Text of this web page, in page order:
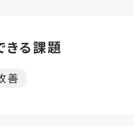
5g×10錠×10袋/CS
、用水路、排水口、水溜
100〜200Lに対して本
きる課題
善